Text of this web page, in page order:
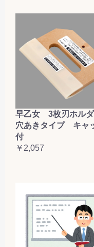
早乙女 3枚刃ホル
穴あきタイプ キャ
付
￥2,057